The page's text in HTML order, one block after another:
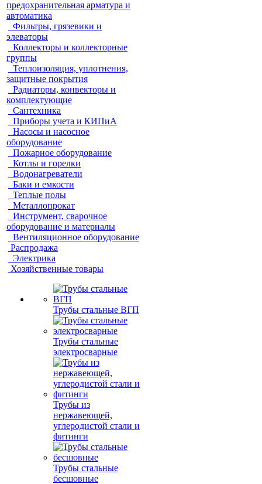
предохранительная арматура и
автоматика
Фильтры, грязевики и
элеваторы
Коллекторы и коллекторные
группы
Теплоизоляция, уплотнения,
защитные покрытия
Радиаторы, конвекторы и
комплектующие
Сантехника
Приборы учета и КИПиА
Насосы и насосное
оборудование
Пожарное оборудование
Котлы и горелки
Водонагреватели
Баки и емкости
Теплые полы
Металлопрокат
Инструмент, сварочное
оборудование и материалы
Вентиляционное оборудование
Распродажа
Электрика
Хозяйственные товары
Трубы стальные ВГП
Трубы стальные
электросварные
Трубы из
нержавеющей,
углеродистой стали и
фитинги
Трубы стальные
бесшовные